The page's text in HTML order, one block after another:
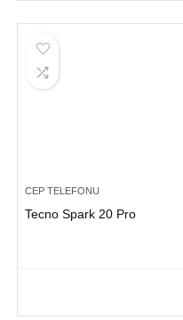
CEP TELEFONU
Tecno Spark 20 Pro